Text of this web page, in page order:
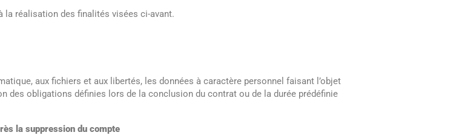
la réalisation des finalités visées ci-avant.
aux fichiers et aux libertés, les données à caractère personnel faisant l’objet
des obligations définies lors de la conclusion du contrat ou de la durée prédéfinie
la suppression du compte